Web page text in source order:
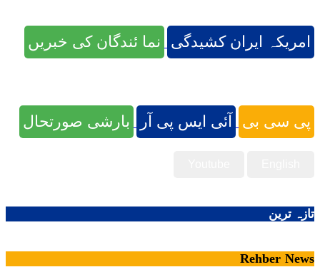
امریکہ ایران کشیدگی نما ئندگان کی خبریں
پی سی بی آئی ایس پی آر بارشی صورتحال
تازہ ترین
Rehber News